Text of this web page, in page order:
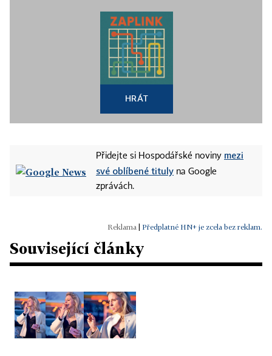
HRÁT
Přidejte si Hospodářské noviny mezi
své oblíbené tituly na Google
zprávách.
Předplatné HN+ je zcela bez reklam.
Související články